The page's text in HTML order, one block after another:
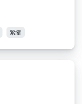
紧缩